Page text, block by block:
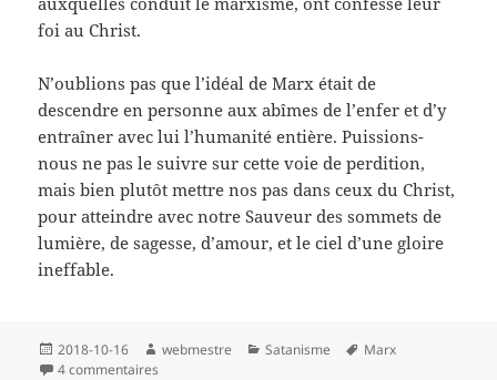
foi au Christ.
N’oublions pas que l’idéal de Marx était de
descendre en personne aux abîmes de l’enfer et d’y
entraîner avec lui l’humanité entière. Puissions-
nous ne pas le suivre sur cette voie de perdition,
mais bien plutôt mettre nos pas dans ceux du Christ,
pour atteindre avec notre Sauveur des sommets de
lumière, de sagesse, d’amour, et le ciel d’une gloire
ineffable.
Publié
le
2018-10-16 Auteur
webmestre Catégories
Satanisme
Mots-
Marx
4 commentaires